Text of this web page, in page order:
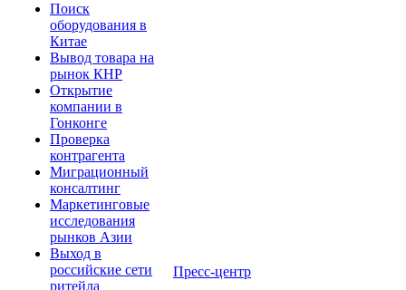
Поиск
оборудования в
Китае
Вывод товара на
рынок КНР
Открытие
компании в
Гонконге
Проверка
контрагента
Миграционный
консалтинг
Маркетинговые
исследования
рынков Азии
Выход в
российские сети
ритейла
Пресс-центр